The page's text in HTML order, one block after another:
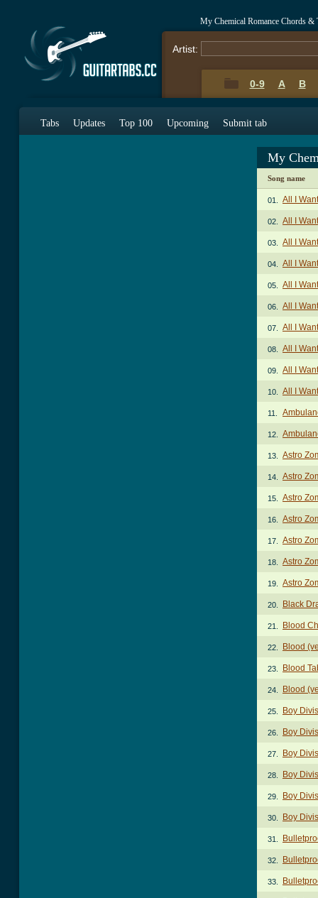
My Chemical Romance Chords &
Artist:
0-9 A B
Tabs Updates Top 100 Upcoming Submit tab
My
Song name
01. All I
02. All I
03. All I
04. All I
05. All I
06. All I
07. All I
08. All I
09. All I
10. All I
11.
12.
13. Astro
14. Astro
15. Astro
16. Astro
17. Astro
18. Astro
19. Astro
20. Black
21. Blood
22. Blood
23. Blood
24. Blood
25. Boy
26. Boy
27. Boy
28. Boy
29. Boy
30. Boy
31.
32.
33.